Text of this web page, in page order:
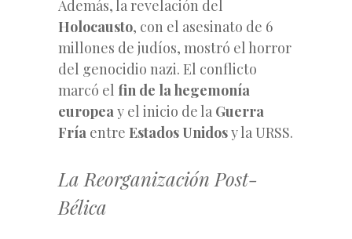
Además, la revelación del
Holocausto, con el asesinato de 6
millones de judíos, mostró el horror
del genocidio nazi. El conflicto
marcó el fin de la hegemonía
europeay el inicio de la Guerra
Fría entre Estados Unidosy la URSS.
La Reorganización Post-
Bélica